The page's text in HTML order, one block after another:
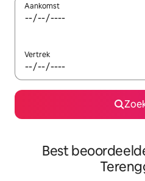
Aankomst
Vertrek
Best